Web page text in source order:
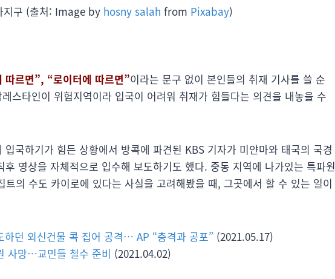
지구 (출처: Image by hosny salah from Pixabay)
따르면”, “로이터에 따르면”이라는 문구 없이 본인들의 취재 기사를 쓸 순
스타인이 위험지역이라 입국이 어려워 취재가 힘들다는 의견을 내놓을 수
국하기가 힘든 상황에서 방콕에 파견된 KBS 기자가 미얀마와 태국의 국경
영상을 자체적으로 입수해 보도하기도 했다. 중동 지역에 나가있는 특파원
의 수도 카이로에 있다는 사실을 고려해봤을 때, 그곳에서 할 수 있는 일이
던 외신건물 콕 집어 공격… AP “충격과 공포” (2021.05.17)
사망…교민들 철수 준비 (2021.04.02)